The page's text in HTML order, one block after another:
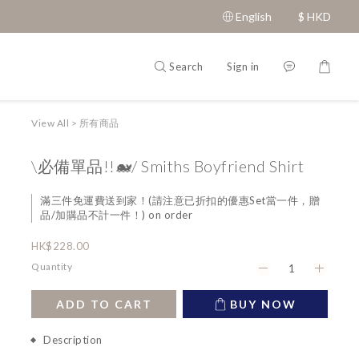
English $ HKD
Search Sign in
View All > 所有商品
\必備單品!!🐋/ Smiths Boyfriend Shirt
滿三件免運費送到家！(請注意已折扣的優惠Set當一件，贈
品/加購品不計一件！) on order
HK$228.00
Quantity
ADD TO CART BUY NOW
Description